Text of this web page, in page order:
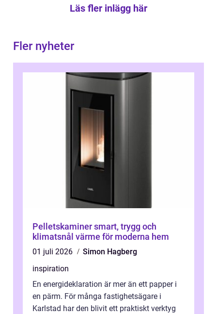
Läs fler inlägg här
Fler nyheter
Pelletskaminer smart, trygg och
klimatsnål värme för moderna hem
01 juli 2026
Simon Hagberg
inspiration
En energideklaration är mer än ett papper i
en pärm. För många fastighetsägare i
Karlstad har den blivit ett praktiskt verktyg